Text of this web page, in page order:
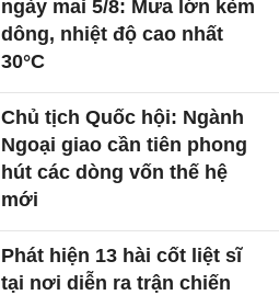
ngày mai 5/8: Mưa lớn kèm
dông, nhiệt độ cao nhất
30°C
Chủ tịch Quốc hội: Ngành
Ngoại giao cần tiên phong
hút các dòng vốn thế hệ
mới
Phát hiện 13 hài cốt liệt sĩ
tại nơi diễn ra trận chiến